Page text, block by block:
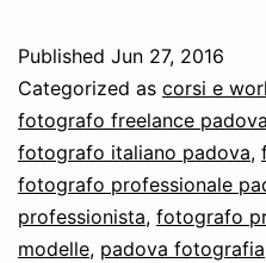
con
la
di
Published Jun 27, 2016
Categorized as corsi e
fotografo freelance padova
fotografo italiano padova,
fotografo professionale
professionista, fotografo
modelle, padova fotografia